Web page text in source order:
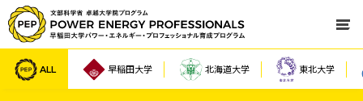
ALL 早稲田大学 北海道大学 東北大学